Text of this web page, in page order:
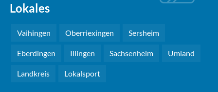
Lokales
Vaihingen Oberriexingen Sersheim
Eberdingen Illingen Sachsenheim Umland
Landkreis Lokalsport